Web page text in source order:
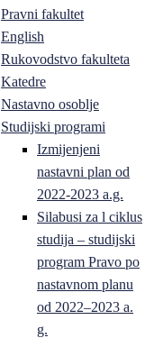
Pravni fakultet
English
Rukovodstvo fakulteta
Katedre
Nastavno osoblje
Studijski programi
Izmijenjeni
nastavni plan od
2022-2023 a.g.
Silabusi za l ciklus
studija – studijski
program Pravo po
nastavnom planu
od 2022–2023 a.
g.